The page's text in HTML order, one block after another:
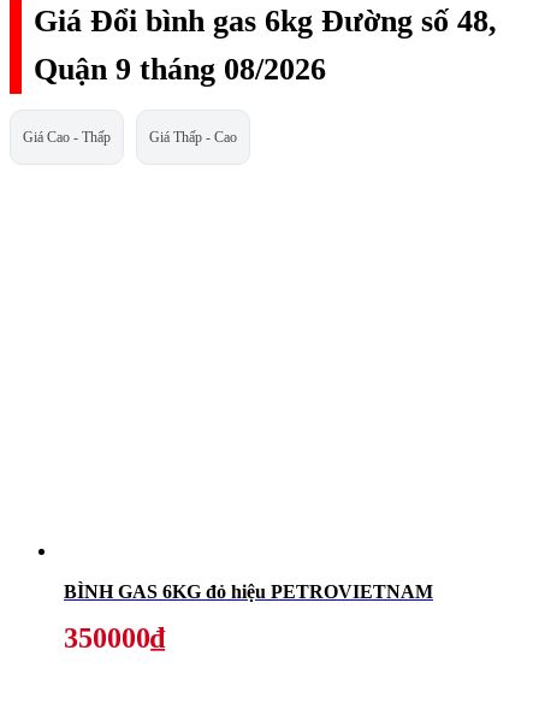
Giá Đổi bình gas 6kg Đường số 48,
Quận 9 tháng 08/2026
Giá Cao - Thấp Giá Thấp - Cao
BÌNH GAS 6KG đỏ hiệu PETROVIETNAM
350000₫